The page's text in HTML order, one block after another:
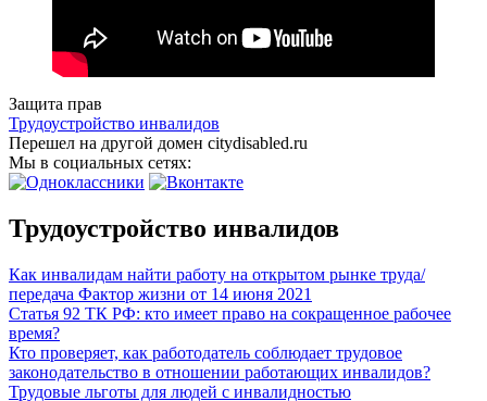
Защита прав
Трудоустройство инвалидов
Перешел на другой домен citydisabled.ru
Мы в социальных сетях:
Трудоустройство инвалидов
Как инвалидам найти работу на открытом рынке труда/
передача Фактор жизни от 14 июня 2021
Статья 92 ТК РФ: кто имеет право на сокращенное рабочее
время?
Кто проверяет, как работодатель соблюдает трудовое
законодательство в отношении работающих инвалидов?
Трудовые льготы для людей с инвалидностью